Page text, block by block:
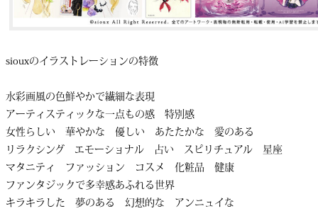
siouxのイラストレーションの特徴
水彩画風の色鮮やかで繊細な表現
アーティスティックな一点もの感 特別感
女性らしい 華やかな 優しい あたたかな 愛のある
リラクシング エモーショナル 占い スピリチュアル 星座
マタニティ ファッション コスメ 化粧品 健康
ファンタジックで多幸感あふれる世界
キラキラした 夢のある 幻想的な アンニュイな